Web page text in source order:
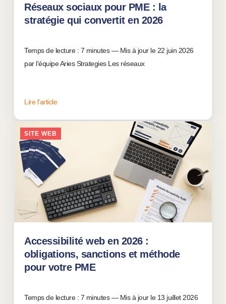
Réseaux sociaux pour PME : la
stratégie qui convertit en 2026
Temps de lecture : 7 minutes — Mis à jour le 22 juin 2026
par l'équipe Aries Strategies Les réseaux
Lire l'article
SITE WEB
Accessibilité web en 2026 :
obligations, sanctions et méthode
pour votre PME
Temps de lecture : 7 minutes — Mis à jour le 13 juillet 2026